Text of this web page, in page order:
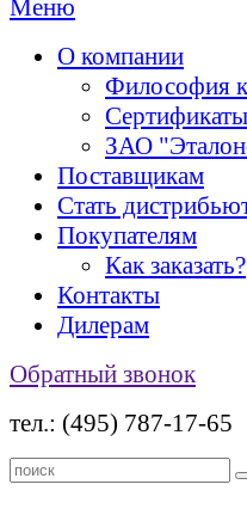
Меню
О компании
Философия
Сертификаты
ЗАО
Поставщикам
Стать
Покупателям
Как заказать?
Контакты
Дилерам
Обратный звонок
тел.: (495) 787-17-65